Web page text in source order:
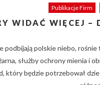
Publikacje Firm
WIDAĆ WIĘCEJ –
podbijają polskie niebo,
służby ochrony mienia i
który będzie potrzebował